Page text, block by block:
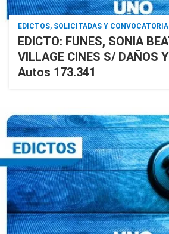
EDICTOS, SOLICITADAS Y
EDICTO: FUNES, SONIA
VILLAGE CINES S/ DAÑOS
Autos 173.341